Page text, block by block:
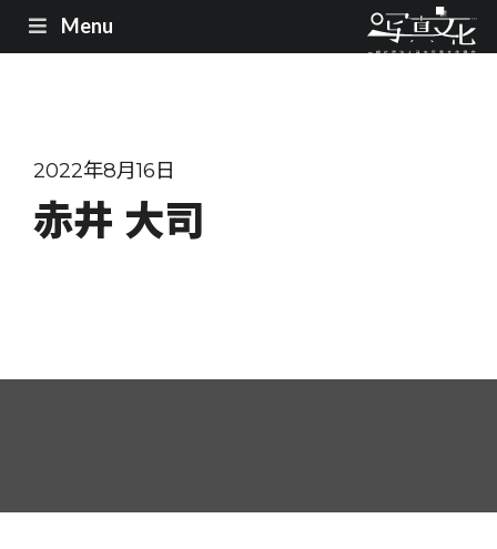
Menu
2022年8月16日
赤井 大司